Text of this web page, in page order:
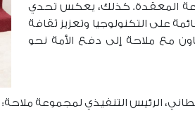
المعقدة. كذلك، يعكس تحدي
على التكنولوجيا وتعزيز ثقافة
مع ملاحة إلى دفع الأمة نحو
الرئيس التنفيذي لمجموعة